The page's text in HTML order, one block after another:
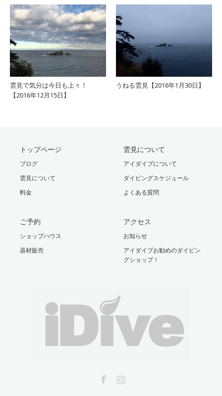
雲見で気分は今日も上々！
【2016年12月15日】
うねる雲見【2016年1月30日】
トップページ
ブログ
雲見について
料金
雲見について
アイダイブについて
ダイビングスケジュール
よくある質問
ご予約
ショップハウス
器材販売
アクセス
お知らせ
アイダイブお勧めのダイビン
グショップ！